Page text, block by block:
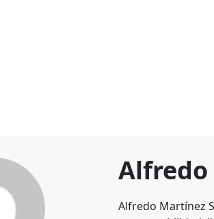
Alfredo Martínez